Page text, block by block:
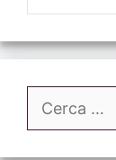
Ricerca